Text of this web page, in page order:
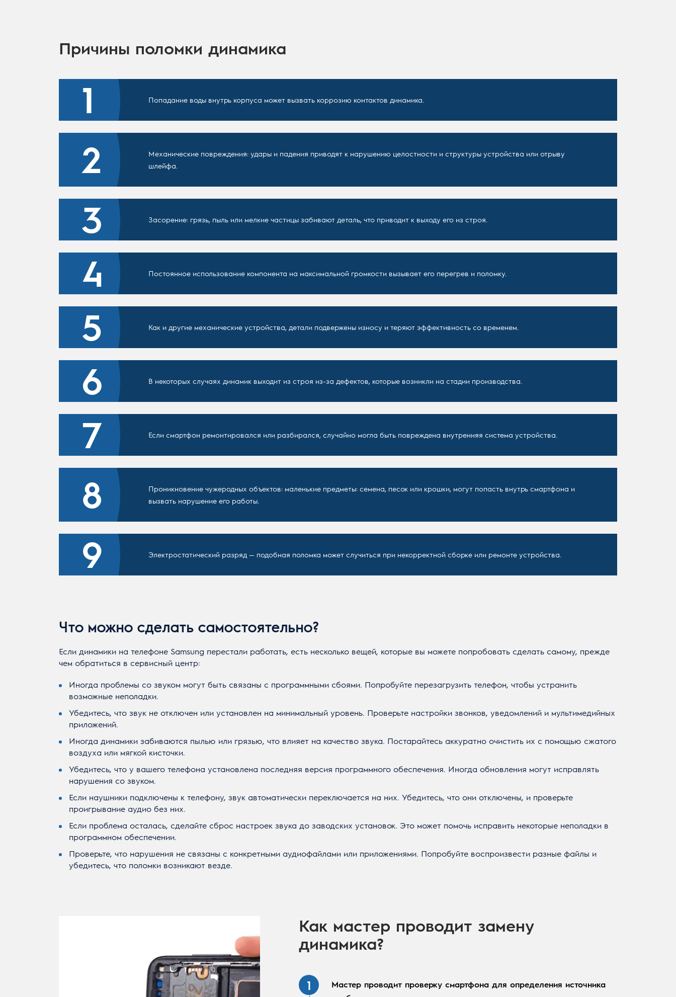
Причины поломки динамика
Попадание воды внутрь корпуса может вызвать коррозию контактов динамика.
Механические повреждения: удары и падения приводят к нарушению целостности и структуры устройства или отрыву
шлейфа.
Засорение: грязь, пыль или мелкие частицы забивают деталь, что приводит к выходу его из строя.
Постоянное использование компонента на максимальной громкости вызывает его перегрев и поломку.
Как и другие механические устройства, детали подвержены износу и теряют эффективность со временем.
В некоторых случаях динамик выходит из строя из-за дефектов, которые возникли на стадии производства.
Если смартфон ремонтировался или разбирался, случайно могла быть повреждена внутренняя система устройства.
Проникновение чужеродных объектов: маленькие предметы: семена, песок или крошки, могут попасть внутрь смартфона и
вызвать нарушение его работы.
Электростатический разряд — подобная поломка может случиться при некорректной сборке или ремонте устройства.
Что можно сделать самостоятельно?
Если динамики на телефоне Samsung перестали работать, есть несколько вещей, которые вы можете попробовать сделать самому, прежде
чем обратиться в сервисный центр:
Иногда проблемы со звуком могут быть связаны с программными сбоями. Попробуйте перезагрузить телефон, чтобы устранить
возможные неполадки.
Убедитесь, что звук не отключен или установлен на минимальный уровень. Проверьте настройки звонков, уведомлений и мультимедийных
приложений.
Иногда динамики забиваются пылью или грязью, что влияет на качество звука. Постарайтесь аккуратно очистить их с помощью сжатого
воздуха или мягкой кисточки.
Убедитесь, что у вашего телефона установлена последняя версия программного обеспечения. Иногда обновления могут исправлять
нарушения со звуком.
Если наушники подключены к телефону, звук автоматически переключается на них. Убедитесь, что они отключены, и проверьте
проигрывание аудио без них.
Если проблема осталась, сделайте сброс настроек звука до заводских установок. Это может помочь исправить некоторые неполадки в
программном обеспечении.
Проверьте, что нарушения не связаны с конкретными аудиофайлами или приложениями. Попробуйте воспроизвести разные файлы и
убедитесь, что поломки возникают везде.
Как мастер проводит замену
динамика?
Мастер проводит проверку смартфона для определения источника